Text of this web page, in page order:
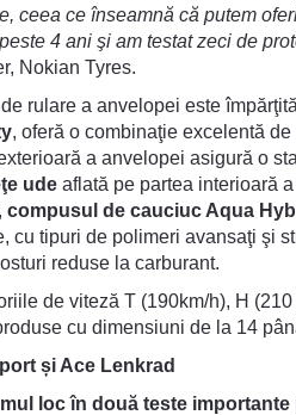
ceea ce înseamnă că putem
4 ani şi am testat zeci de
Nokian Tyres.
rulare a anvelopei este
, oferă o combinaţie excelentă de
a anvelopei asigură o
udeaflată pe partea interioară
compusul de cauciuc Aqua
cu tipuri de polimeri avansaţi şi
reduse la carburant.
de viteză T (190km/h), H (210
cu dimensiuni de la 14
și Ace Lenkrad
loc în două teste